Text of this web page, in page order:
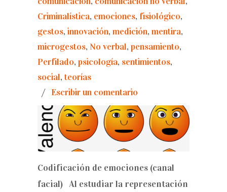
Criminalística, emociones, fisiológico,
gestos, innovación, medición, mentira,
microgestos, No verbal, pensamiento,
Perfilado, psicología, sentimientos,
social,teorías
/ Escribir un comentario
Codificación de emociones (canal
facial) Al estudiar la representación